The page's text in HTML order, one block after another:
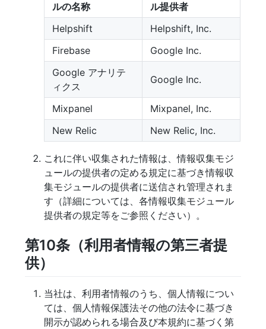
ルの名称
ル提供者
Helpshift
Helpshift, Inc.
Firebase
Google Inc.
Google アナリテ
ィクス
Google Inc.
Mixpanel
Mixpanel, Inc.
New Relic
New Relic, Inc.
これに伴い収集された情報は、情報収集モジ
ュールの提供者の定める規定に基づき情報収
集モジュールの提供者に送信され管理されま
す（詳細については、各情報収集モジュール
提供者の規定等をご参照ください）。
第10条（利用者情報の第三者提
供）
当社は、利用者情報のうち、個人情報につい
ては、個人情報保護法その他の法令に基づき
開示が認められる場合及び本規約に基づく第